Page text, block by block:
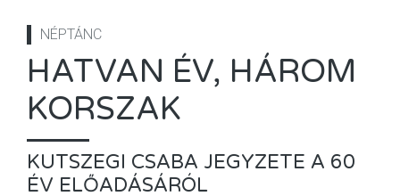
NÉPTÁNC
HATVAN ÉV, HÁROM
KORSZAK
KUTSZEGI CSABA JEGYZETE A 60
ÉV ELŐADÁSÁRÓL